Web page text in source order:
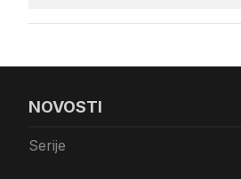
NOVOSTI
Serije